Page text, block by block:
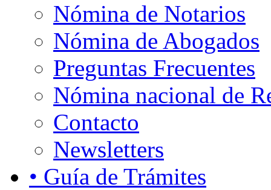
Nómina de Notarios
Nómina de Abogados
Preguntas Frecuentes
Nómina nacional de
Contacto
Newsletters
• Guía de Trámites